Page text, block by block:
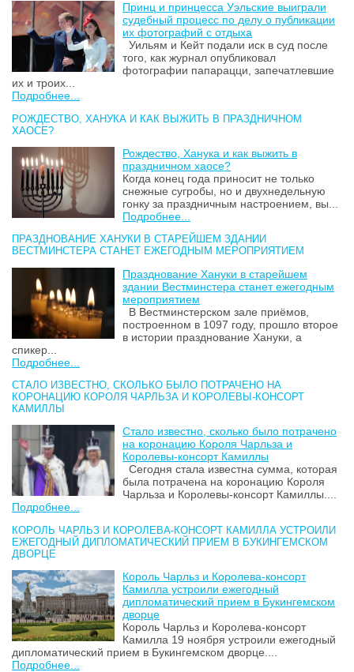
Принц и принцесса Уэльские выиграли
судебный процесс по делу о публикации
их фотографий с отдыха
Уильям и Кейт подали иск в суд после
того, как журнал опубликовал
фотографии папарацци, запечатлевшие
их и троих...
Подробнее...
РОЖДЕСТВО, ХАНУКА И КАК ВЫЖИТЬ В ПРАЗДНИЧНОМ
ХАОСЕ?
Рождество, Ханука и как выжить в
праздничном хаосе?
Когда конец года приносит не только
снежные сугробы, но и двухнедельную
гонку за праздничным настроением, вы...
Подробнее...
ПРАЗДНОВАНИЕ ХАНУКИ В СТАРЕЙШЕМ ЗДАНИИ
ВЕСТМИНСТЕРА СТАНЕТ ЕЖЕГОДНЫМ МЕРОПРИЯТИЕМ
Празднование Хануки в старейшем
здании Вестминстера станет ежегодным
мероприятием
В Вестминстерском зале приёмов,
построенном в 1097 году, прошло второе
в истории празднование Хануки, а
спикер...
Подробнее...
СТАЛО ИЗВЕСТНО, СКОЛЬКО БЫЛО ПОТРАЧЕНО НА
КОРОНАЦИЮ КОРОЛЯ ЧАРЛЬЗА И КОРОЛЕВЫ-КОНСОРТ
КАМИЛЛЫ
Стало известно, сколько было потрачено
на коронацию Короля Чарльза и
Королевы-консорт Камиллы
Сегодня стала известна сумма, которая
была потрачена на коронацию Короля
Чарльза и Королевы-консорт Камиллы....
Подробнее...
КОРОЛЬ ЧАРЛЬЗ И КОРОЛЕВА-КОНСОРТ КАМИЛЛА УСТРОИЛИ
ЕЖЕГОДНЫЙ ДИПЛОМАТИЧЕСКИЙ ПРИЕМ В БУКИНГЕМСКОМ
ДВОРЦЕ
Король Чарльз и Королева-консорт
Камилла устроили ежегодный
дипломатический прием в Букингемском
дворце
Король Чарльз и Королева-консорт
Камилла 19 ноября устроили ежегодный
дипломатический прием в Букингемском дворце....
Подробнее...